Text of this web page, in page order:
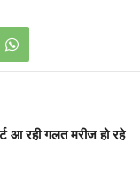
आ रही गलत मरीज हो रहे